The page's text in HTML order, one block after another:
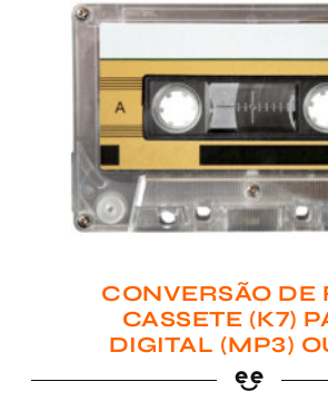
CONVERSÃO DE
CASSETE (K7)
DIGITAL (MP3)